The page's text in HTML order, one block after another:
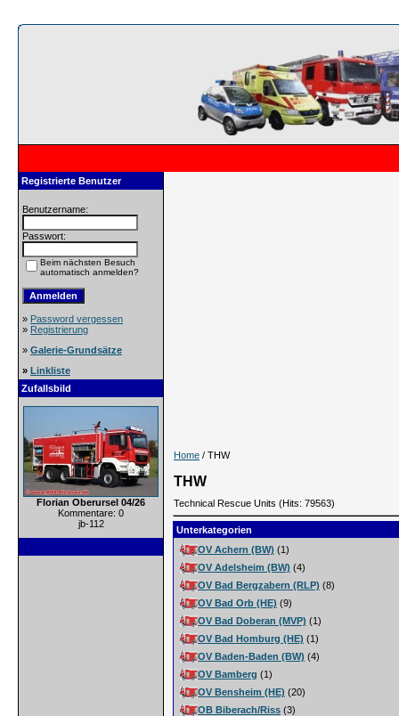
Registrierte Benutzer
Benutzername:
Passwort:
Beim nächsten Besuch
automatisch anmelden?
» Password vergessen
» Registrierung
» Galerie-Grundsätze
» Linkliste
Zufallsbild
Florian Oberursel 04/26
Kommentare: 0
jb-112
Home / THW
THW
Technical Rescue Units (Hits: 79563)
Unterkategorien
OV Achern (BW) (1)
OV Adelsheim (BW) (4)
OV Bad Bergzabern (RLP) (8)
OV Bad Orb (HE) (9)
OV Bad Doberan (MVP) (1)
OV Bad Homburg (HE) (1)
OV Baden-Baden (BW) (4)
OV Bamberg (1)
OV Bensheim (HE) (20)
OB Biberach/Riss (3)